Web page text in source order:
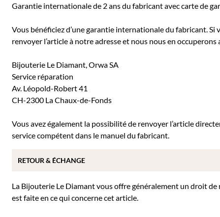
Garantie internationale de 2 ans du fabricant avec carte de
Vous bénéficiez d’une garantie internationale du fabricant.
renvoyer l’article à notre adresse et nous nous en occuperons
Bijouterie Le Diamant, Orwa SA
Service réparation
Av. Léopold-Robert 41
CH-2300 La Chaux-de-Fonds
Vous avez également la possibilité de renvoyer l’article
service compétent dans le manuel du fabricant.
La Bijouterie Le Diamant vous offre généralement un droit
est faite en ce qui concerne cet article.
RETOUR & ÉCHANGE